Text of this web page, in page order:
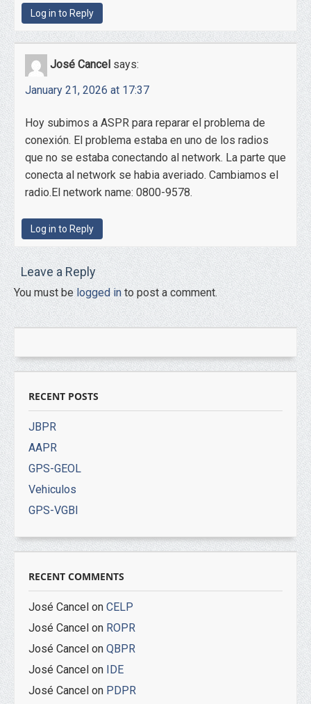
Log in to Reply
José Cancel says:
January 21, 2026 at 17:37
Hoy subimos a ASPR para reparar el problema de
conexión. El problema estaba en uno de los radios
que no se estaba conectando al network. La parte que
conecta al network se habia averiado. Cambiamos el
radio.El network name: 0800-9578.
Log in to Reply
Leave a Reply
You must belogged into post a comment.
RECENT POSTS
JBPR
AAPR
GPS-GEOL
Vehiculos
GPS-VGBI
RECENT COMMENTS
José Cancel on CELP
José Cancel on ROPR
José Cancel on QBPR
José Cancel on IDE
José Cancel on PDPR